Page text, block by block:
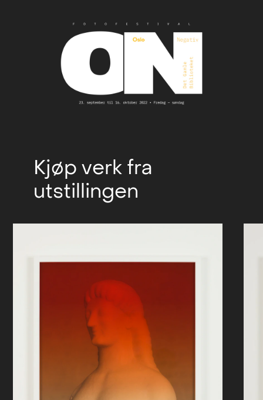
Kjøp verk fra
utstillingen